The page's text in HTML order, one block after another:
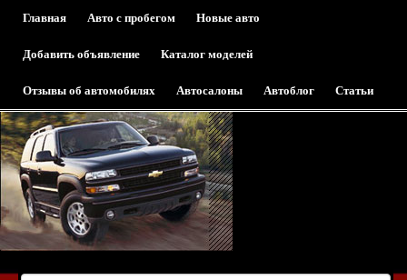
Главная Авто с пробегом Новые авто
Добавить объявление Каталог моделей
Отзывы об автомобилях Автосалоны Автоблог Статьи